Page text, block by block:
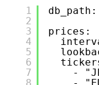
1
2
3
4
5
6
7
prices:
-